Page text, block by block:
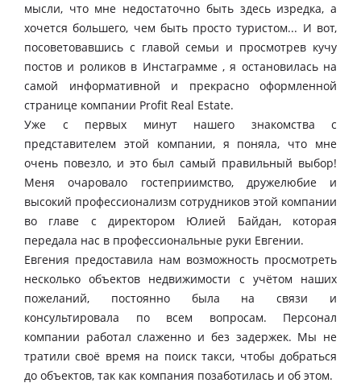
мысли, что мне недостаточно быть здесь изредка, а
хочется большего, чем быть просто туристом... И вот,
посоветовавшись с главой семьи и просмотрев кучу
постов и роликов в Инстаграмме , я остановилась на
самой информативной и прекрасно оформленной
странице компании Profit Real Estate.
Уже с первых минут нашего знакомства с
представителем этой компании, я поняла, что мне
очень повезло, и это был самый правильный выбор!
Меня очаровало гостеприимство, дружелюбие и
высокий профессионализм сотрудников этой компании
во главе с директором Юлией Байдан, которая
передала нас в профессиональные руки Евгении.
Евгения предоставила нам возможность просмотреть
несколько объектов недвижимости с учётом наших
пожеланий, постоянно была на связи и
консультировала по всем вопросам. Персонал
компании работал слаженно и без задержек. Мы не
тратили своё время на поиск такси, чтобы добраться
до объектов, так как компания позаботилась и об этом.